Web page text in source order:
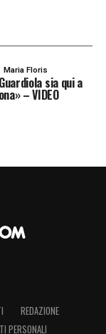
Maria Floris
sia qui a
– VIDEO
REDAZIONE
PERSONALI